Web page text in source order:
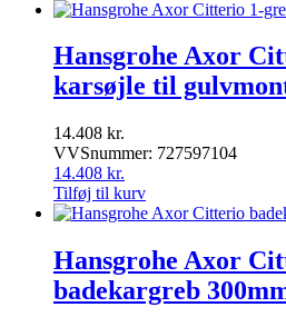
Hansgrohe Axor
karsøjle til
14.408 kr.
VVSnummer: 727597104
14.408 kr.
Tilføj til kurv
Hansgrohe Axor
badekargreb